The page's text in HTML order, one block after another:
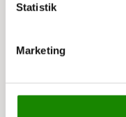
Statistik
Marketing